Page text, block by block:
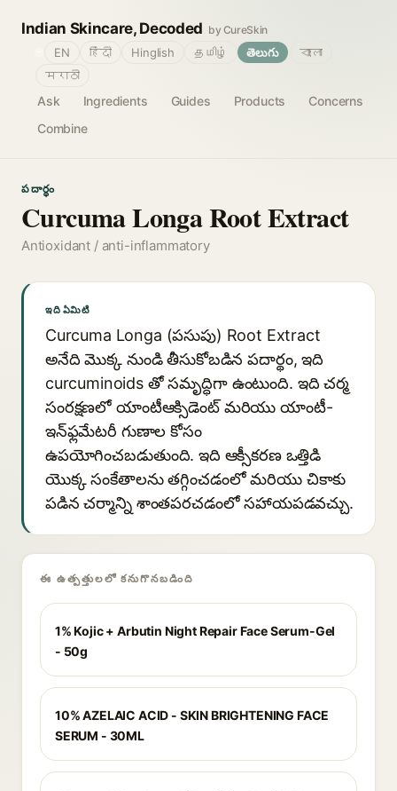
Indian Skincare, Decoded by CureSkin
Ask Ingredients Guides Products
Concerns
Combine
EN हिंदी Hinglish தமிழ் తెలుగు
বাংলা
मराठी
పదార్థం
Curcuma Longa Root Extract
Antioxidant / anti-inflammatory
ఇది ఏమిటి
Curcuma Longa (పసుపు) Root Extract
అనేది మొక్క నుండి తీసుకోబడిన పదార్థం, ఇది
curcuminoids తో సమృద్ధిగా ఉంటుంది. ఇది చర్మ
సంరక్షణలో యాంటీఆక్సిడెంట్ మరియు యాంటీ-
ఇన్‌ఫ్లమేటరీ గుణాల కోసం
ఉపయోగించబడుతుంది. ఇది ఆక్సీకరణ ఒత్తిడి
యొక్క సంకేతాలను తగ్గించడంలో మరియు చికాకు
పడిన చర్మాన్ని శాంతపరచడంలో సహాయపడవచ్చు.
ఈ ఉత్పత్తులలో కనుగొనబడింది
1% Kojic + Arbutin Night Repair Face Serum-Gel
- 50g
10% AZELAIC ACID - SKIN BRIGHTENING FACE
SERUM - 30ML